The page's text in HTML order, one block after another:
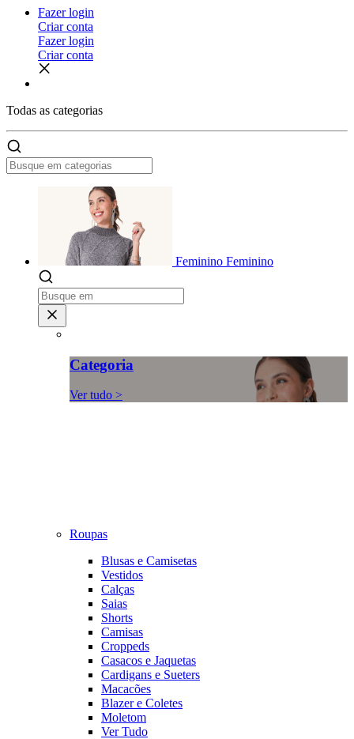
Fazer login
Criar conta
Fazer login
Criar conta
Todas as categorias
Feminino Feminino
Categoria
Ver tudo >
Roupas
Blusas e Camisetas
Vestidos
Calças
Saias
Shorts
Camisas
Croppeds
Casacos e Jaquetas
Cardigans e Sueters
Macacões
Blazer e Coletes
Moletom
Ver Tudo